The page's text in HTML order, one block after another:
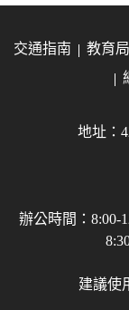
交通指南 教育
地址：
辦公時間：8:00-
建議使